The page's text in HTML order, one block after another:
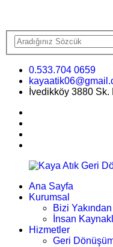
0.533.704 0659
İvedikköy 3880
Ana Sayfa
Kurumsal
Bizi Yakından
İnsan
Hizmetler
Geri